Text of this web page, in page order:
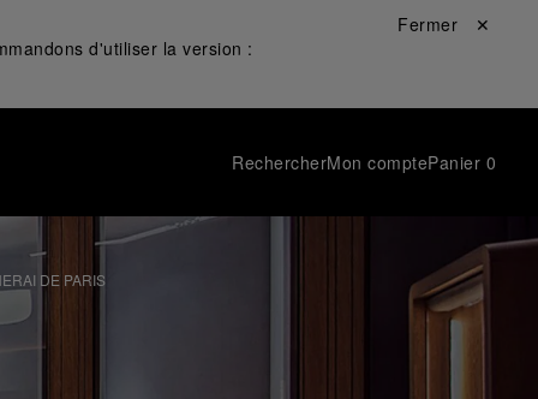
d'utiliser la version :
Fermer ✕
RechercherMon comptePanier 0
DE PARIS